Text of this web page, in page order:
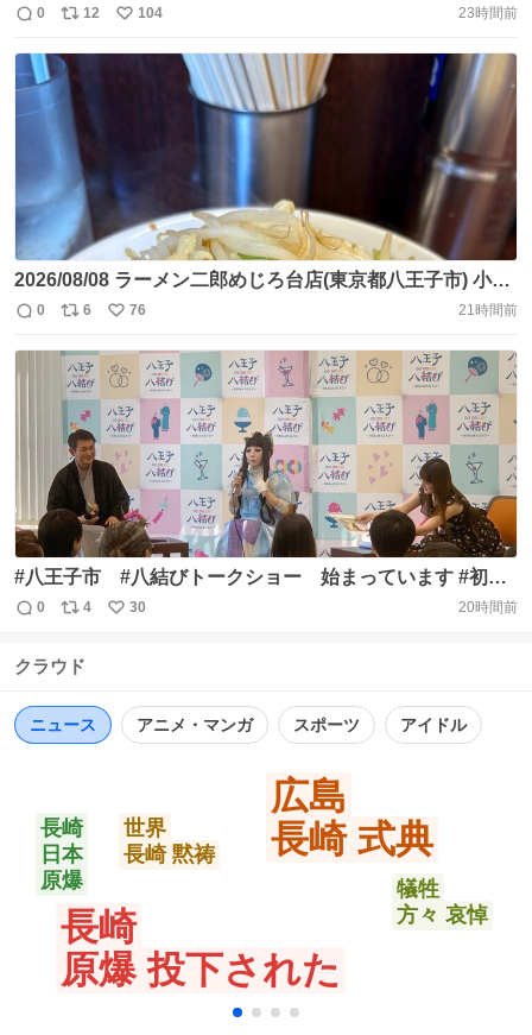
安神社にご挨拶。 七夕伝説では、鵲は翼を並べて天の川に
結びと幸運の象徴”とした「八王子鵲祭」が開催予定で、本
日限定御朱印とご縁袋も拝受しました。 まさに八王子で迎
える8・8・8。 https://t.co/oJQp8w0b2K
返
信
数
0
リ
ポ
ス
ト
数
12
い
い
104 23時間前
2026/08/08 ラーメン二郎めじろ台店(東京都八王子市) 小ラ
ーメン900円 おじさん達の夏休みということでこちらへ🚃
非乳化タイプのスープに肉々しいみっちり豚🐷そして平打
ちのウェービーな麺が特徴的❗️バランス良く美味しい1杯だ
った😋 https://t.co/mwvGOp4A39
返
信
数
0
リ
ポ
ス
ト
数
6
い
い
ね
数
76 21時間前
#八王子市 #八結びトークショー 始まっています #初宿
市長 も絶好調です！ https://t.co/rfpb0z4Xqh
返
数
0
リ
ス
数
4
い
30 20時間前
クラウド
ニュース アニメ・マンガ スポーツ アイドル
長崎
原爆 投下された
広島
長崎 式典
世界
長崎 黙祷
犠牲
方々 哀悼
長崎
日本
原爆